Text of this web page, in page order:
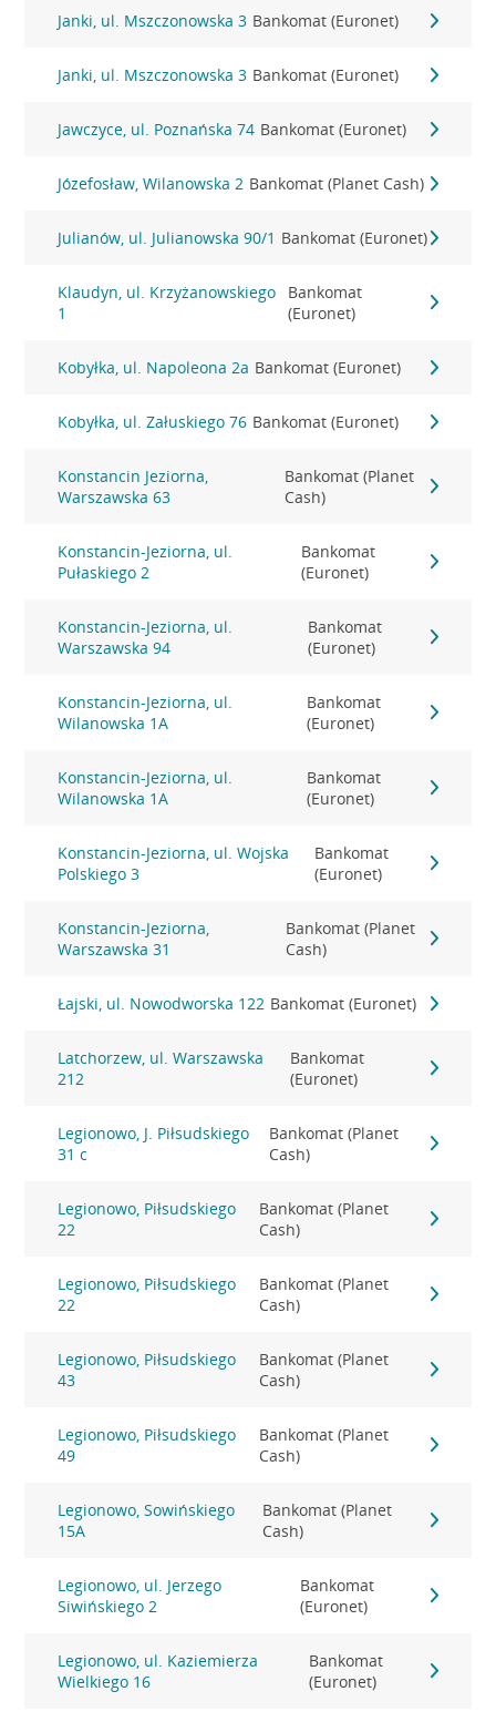
Janki, ul. Mszczonowska 3 Bankomat (Euronet)
Janki, ul. Mszczonowska 3 Bankomat (Euronet)
Jawczyce, ul. Poznańska 74 Bankomat (Euronet)
Józefosław, Wilanowska 2 Bankomat (Planet Cash)
Julianów, ul. Julianowska 90/1 Bankomat (Euronet)
Klaudyn, ul. Krzyżanowskiego
1
Bankomat
(Euronet)
Kobyłka, ul. Napoleona 2a Bankomat (Euronet)
Kobyłka, ul. Załuskiego 76 Bankomat (Euronet)
Konstancin Jeziorna,
Warszawska 63
Bankomat (Planet
Cash)
Konstancin-Jeziorna, ul.
Pułaskiego 2
Bankomat
(Euronet)
Konstancin-Jeziorna, ul.
Warszawska 94
Bankomat
(Euronet)
Konstancin-Jeziorna, ul.
Wilanowska 1A
Bankomat
(Euronet)
Konstancin-Jeziorna, ul.
Wilanowska 1A
Bankomat
(Euronet)
Konstancin-Jeziorna, ul. Wojska
Polskiego 3
Bankomat
(Euronet)
Konstancin-Jeziorna,
Warszawska 31
Bankomat (Planet
Cash)
Łajski, ul. Nowodworska 122 Bankomat (Euronet)
Latchorzew, ul. Warszawska
212
Bankomat
(Euronet)
Legionowo, J. Piłsudskiego
31 c
Bankomat (Planet
Cash)
Legionowo, Piłsudskiego
22
Bankomat (Planet
Cash)
Legionowo, Piłsudskiego
22
Bankomat (Planet
Cash)
Legionowo, Piłsudskiego
43
Bankomat (Planet
Cash)
Legionowo, Piłsudskiego
49
Bankomat (Planet
Cash)
Legionowo, Sowińskiego
15A
Bankomat (Planet
Cash)
Legionowo, ul. Jerzego
Siwińskiego 2
Bankomat
(Euronet)
Legionowo, ul. Kaziemierza
Wielkiego 16
Bankomat
(Euronet)